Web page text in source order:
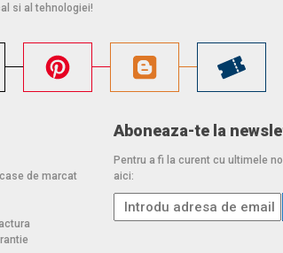
si al tehnologiei!
de marcat
Aboneaza-te la
Pentru a fi la curent cu ultimele
aici: